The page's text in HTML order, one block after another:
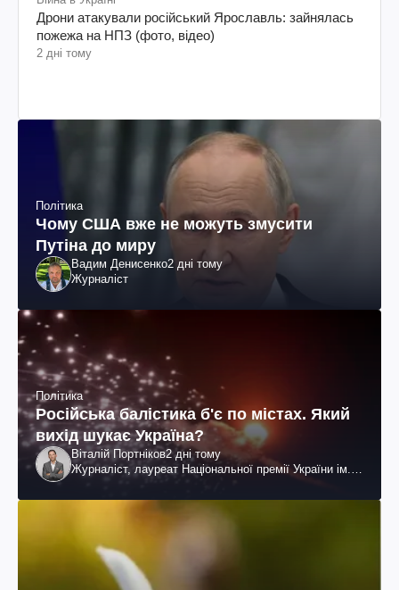
Дрони атакували російський Ярославль: зайнялась
пожежа на НПЗ (фото, відео)
2 дні тому
Політика
Чому США вже не можуть змусити
Путіна до миру
Вадим Денисенко2 дні тому
Журналіст
Політика
Російська балістика б'є по містах. Який
вихід шукає Україна?
Віталій Портніков2 дні тому
Журналіст, лауреат Національної премії України ім.